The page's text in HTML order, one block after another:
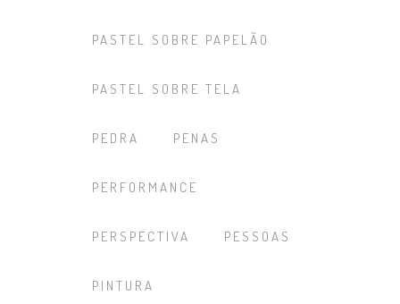
PASTEL SOBRE PAPELÃO
PASTEL SOBRE TELA
PEDRA PENAS
PERFORMANCE
PERSPECTIVA PESSOAS
PINTURA